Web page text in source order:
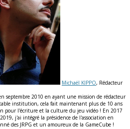
Michaël KIPPO, Rédacteur
septembre 2010 en ayant une mission de rédacteur
institution, cela fait maintenant plus de 10 ans
pour l'écriture et la culture du jeu vidéo ! En 2017
j'ai intégré la présidence de l'association en
des JRPG et un amoureux de la GameCube !